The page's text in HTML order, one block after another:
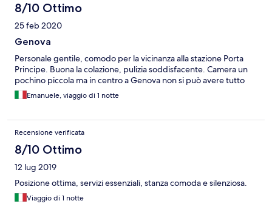
8/10 Ottimo
25 feb 2020
Genova
Personale gentile, comodo per la vicinanza alla stazione Porta
Principe. Buona la colazione, pulizia soddisfacente. Camera un
pochino piccola ma in centro a Genova non si può avere tutto
Emanuele, viaggio di 1 notte
Recensione verificata
8/10 Ottimo
12 lug 2019
Posizione ottima, servizi essenziali, stanza comoda e silenziosa.
Viaggio di 1 notte